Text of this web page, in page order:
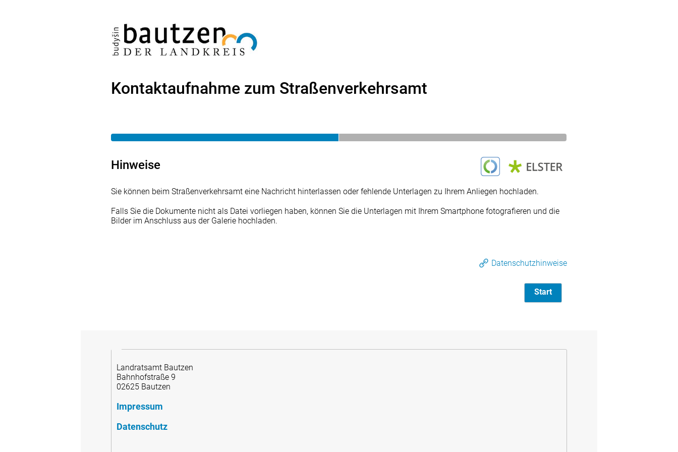
Kontaktaufnahme zum Straßenverkehrsamt
Hinweise
Sie können beim Straßenverkehrsamt eine Nachricht hinterlassen oder fehlende Unterlagen zu Ihrem Anliegen hochladen.
Falls Sie die Dokumente nicht als Datei vorliegen haben, können Sie die Unterlagen mit Ihrem Smartphone fotografieren und die
Bilder im Anschluss aus der Galerie hochladen.
Datenschutzhinweise
Start
Landratsamt Bautzen
Bahnhofstraße 9
02625 Bautzen
Impressum
Datenschutz